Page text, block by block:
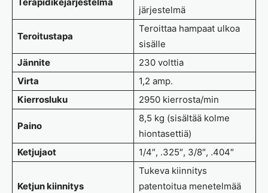
Teräpidikejärjestelmä
järjestelmä
Teroitustapa
Teroittaa hampaat ulkoa
sisälle
Jännite
230 volttia
Virta
1,2 amp.
Kierrosluku
2950 kierrosta/min
Paino
8,5 kg (sisältää kolme
hiontasettiä)
Ketjujaot
1/4″, .325″, 3/8″, .404″
Ketjun kiinnitys
Tukeva kiinnitys
patentoitua menetelmää